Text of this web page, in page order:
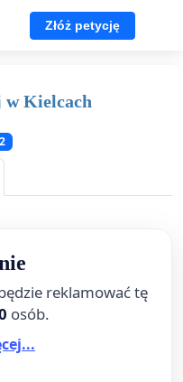
Złóż petycję
w Kielcach
reklamować tę
osób.